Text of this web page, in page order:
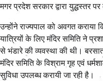
मगर प्रदेश सरकार द्वारा युद्धस्तर
उन्होंने राज्यपाल को अवगत
यात्रियों के लिए मंदिर समिति ने
से भंडारे की व्यवस्था की थी।
मंदिर समिति के विश्राम गृह एवं
सुविधा उपलब्ध करायी जा रही है।